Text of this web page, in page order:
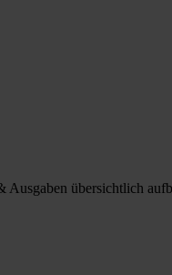
Ausgaben übersichtlich